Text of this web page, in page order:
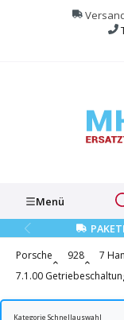
springen
Menü
Porsche 928
7
7.1.00
Kategorie Schnellauswahl